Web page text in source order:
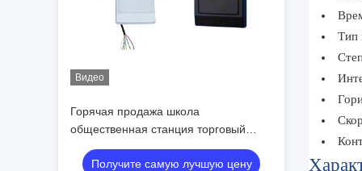
Видео
Горячая продажа школа
общественная станция торговый
центр квадратный полный
автоматический RFID / IC / ID
Получите самую лучшую цену
Тип